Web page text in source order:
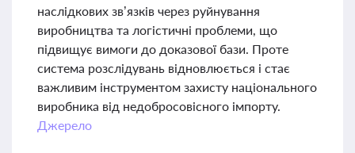
наслідкових зв’язків через руйнування
виробництва та логістичні проблеми, що
підвищує вимоги до доказової бази. Проте
система розслідувань відновлюється і стає
важливим інструментом захисту національного
виробника від недобросовісного імпорту.
Джерело